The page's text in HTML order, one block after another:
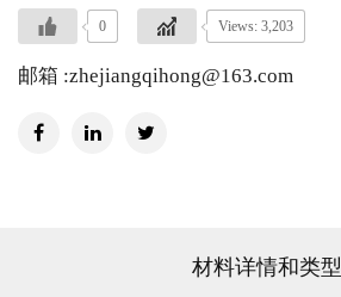
0 Views: 3,203
邮箱 :zhejiangqihong@163.com
材料详情和类型